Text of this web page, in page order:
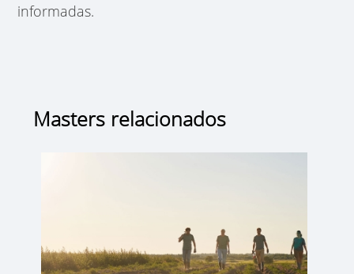
informadas.
Masters relacionados